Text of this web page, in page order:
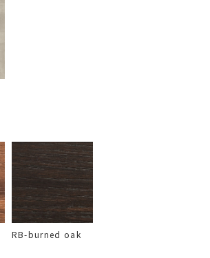
RB-burned oak